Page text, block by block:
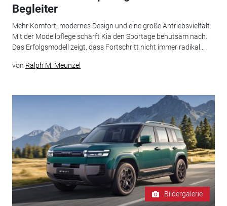
Begleiter
Mehr Komfort, modernes Design und eine große Antriebsvielfalt:
Mit der Modellpflege schärft Kia den Sportage behutsam nach.
Das Erfolgsmodell zeigt, dass Fortschritt nicht immer radikal...
von Ralph M. Meunzel
Bildergalerie